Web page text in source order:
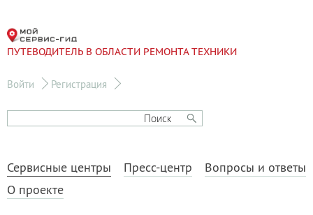
ПУТЕВОДИТЕЛЬ В ОБЛАСТИ РЕМОНТА ТЕХНИКИ
Войти Регистрация
Сервисные центры Пресс-центр
Вопросы и ответы
О проекте